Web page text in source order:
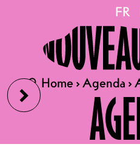
›
FR
🔍 Home›Agenda ›
FR
🔍 Home›Agenda ›
DES
PERLES ET
Des soirées jeux
proposées les
quatrième lundis